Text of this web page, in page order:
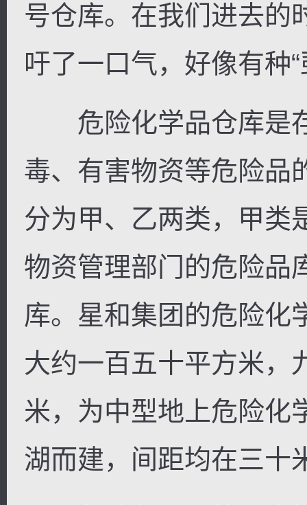
号仓库。在我们进去的
吁了一口气，好像有种
危险化学品仓库是
毒、有害物资等危险品
分为甲、乙两类，甲类
物资管理部门的危险品
库。星和集团的危险化
大约一百五十平方米，
米，为中型地上危险化
湖而建，间距均在三十